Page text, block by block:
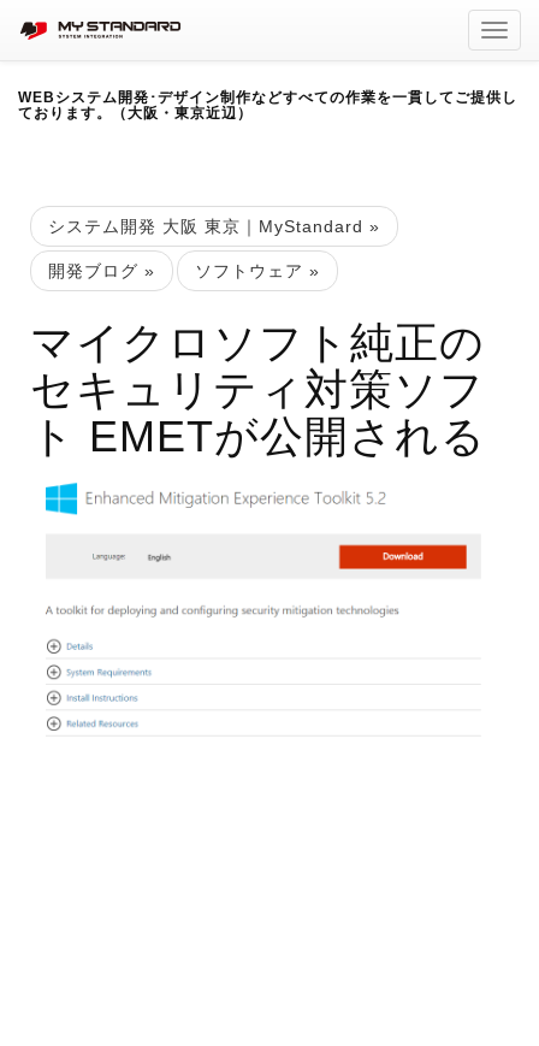
WEBシステム開発･デザイン制作などすべての作業を一貫してご提供し
ております。（大阪・東京近辺）
システム開発 大阪 東京｜MyStandard »
開発ブログ » ソフトウェア »
マイクロソフト純正の
セキュリティ対策ソフ
ト EMETが公開される